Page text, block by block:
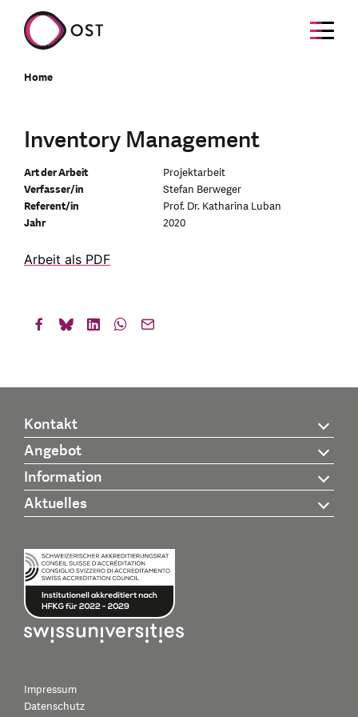
Home
Inventory Management
Art der Arbeit
Projektarbeit
Verfasser/in
Stefan Berweger
Referent/in
Prof. Dr. Katharina Luban
Jahr
2020
Arbeit als PDF
Kontakt
Angebot
Information
Aktuelles
Impressum
Datenschutz